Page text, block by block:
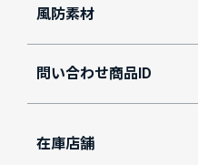
風防素材
問い合わせ商品ID
在庫店舗